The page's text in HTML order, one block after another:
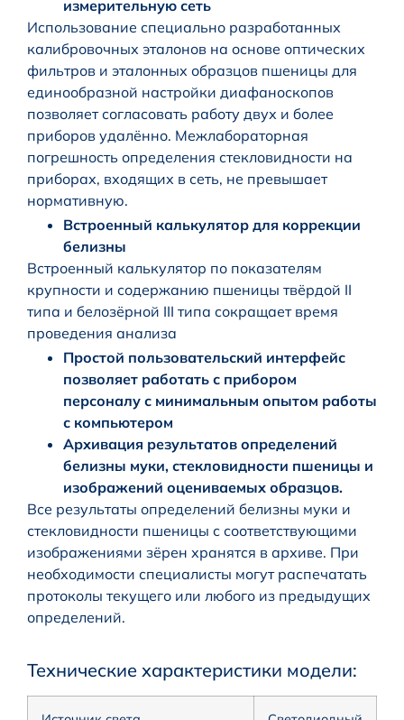
измерительную сеть
Использование специально разработанных
калибровочных эталонов на основе оптических
фильтров и эталонных образцов пшеницы для
единообразной настройки диафаноскопов
позволяет согласовать работу двух и более
приборов удалённо. Межлабораторная
погрешность определения стекловидности на
приборах, входящих в сеть, не превышает
нормативную.
Встроенный калькулятор для коррекции
белизны
Встроенный калькулятор по показателям
крупности и содержанию пшеницы твёрдой II
типа и белозёрной III типа сокращает время
проведения анализа
Простой пользовательский интерфейс
позволяет работать с прибором
персоналу с минимальным опытом работы
с компьютером
Архивация результатов определений
белизны муки, стекловидности пшеницы и
изображений оцениваемых образцов.
Все результаты определений белизны муки и
стекловидности пшеницы с соответствующими
изображениями зёрен хранятся в архиве. При
необходимости специалисты могут распечатать
протоколы текущего или любого из предыдущих
определений.
Технические характеристики модели: